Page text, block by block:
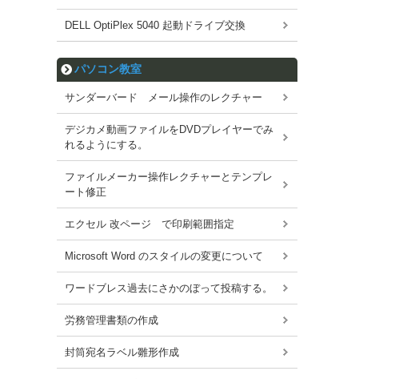
DELL OptiPlex 5040 起動ドライブ交換
パソコン教室
サンダーバード メール操作のレクチャー
デジカメ動画ファイルをDVDプレイヤーでみ
れるようにする。
ファイルメーカー操作レクチャーとテンプレ
ート修正
エクセル 改ページ で印刷範囲指定
Microsoft Word のスタイルの変更について
ワードブレス過去にさかのぼって投稿する。
労務管理書類の作成
封筒宛名ラベル雛形作成